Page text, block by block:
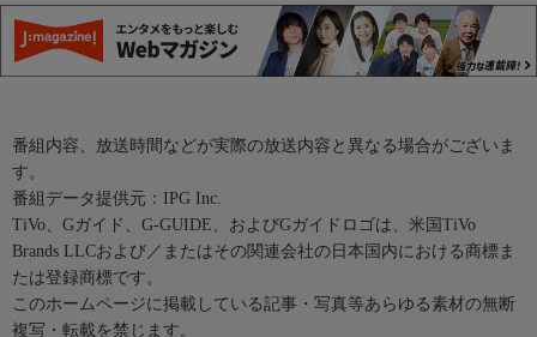
番組内容、放送時間などが実際の放送内容と異なる場合がございま
す。
番組データ提供元：IPG Inc.
TiVo、Gガイド、G-GUIDE、およびGガイドロゴは、米国TiVo
Brands LLCおよび／またはその関連会社の日本国内における商標ま
たは登録商標です。
このホームページに掲載している記事・写真等あらゆる素材の無断
複写・転載を禁じます。